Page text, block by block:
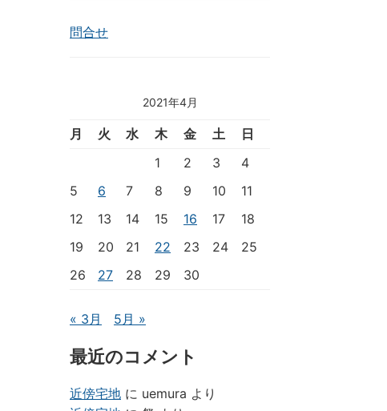
問合せ
2021年4月
月 火 水 木 金 土
日
1
2 3
4
5
6 7 8 9 10
11
12
13 14 15 16 17
18
19
20 21 22 23 24
25
26
27 28 29 30
« 3月 5月 »
最近のコメント
近傍宅地 に uemura より